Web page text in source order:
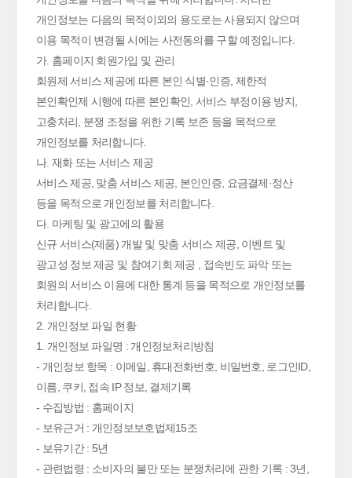
개인정보는 다음의 목적이외의 용도로는 사용되지 않으며
이용 목적이 변경될 시에는 사전동의를 구할 예정입니다.
가. 홈페이지 회원가입 및 관리
회원제 서비스 제공에 따른 본인 식별·인증, 제한적
본인확인제 시행에 따른 본인확인, 서비스 부정이용 방지,
고충처리, 분쟁 조정을 위한 기록 보존 등을 목적으로
개인정보를 처리합니다.
나. 재화 또는 서비스 제공
서비스 제공, 맞춤 서비스 제공, 본인인증, 요금결제·정산
등을 목적으로 개인정보를 처리합니다.
다. 마케팅 및 광고에의 활용
신규 서비스(제품) 개발 및 맞춤 서비스 제공, 이벤트 및
광고성 정보 제공 및 참여기회 제공 , 접속빈도 파악 또는
회원의 서비스 이용에 대한 통계 등을 목적으로 개인정보를
처리합니다.
2. 개인정보 파일 현황
1. 개인정보 파일명 : 개인정보처리방침
- 개인정보 항목 : 이메일, 휴대전화번호, 비밀번호, 로그인ID,
이름, 쿠키, 접속 IP 정보, 결제기록
- 수집방법 : 홈페이지
- 보유근거 : 개인정보보호법제15조
- 보유기간 : 5년
- 관련법령 : 소비자의 불만 또는 분쟁처리에 관한 기록 : 3년,